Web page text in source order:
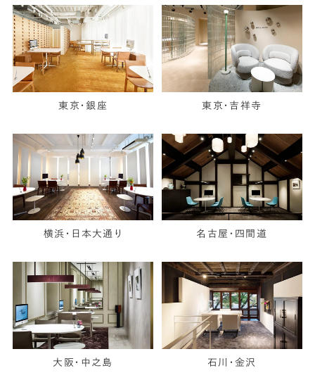
東京・銀座 東京・吉祥寺
横浜・日本大通り 名古屋・四間道
大阪・中之島 石川・金沢